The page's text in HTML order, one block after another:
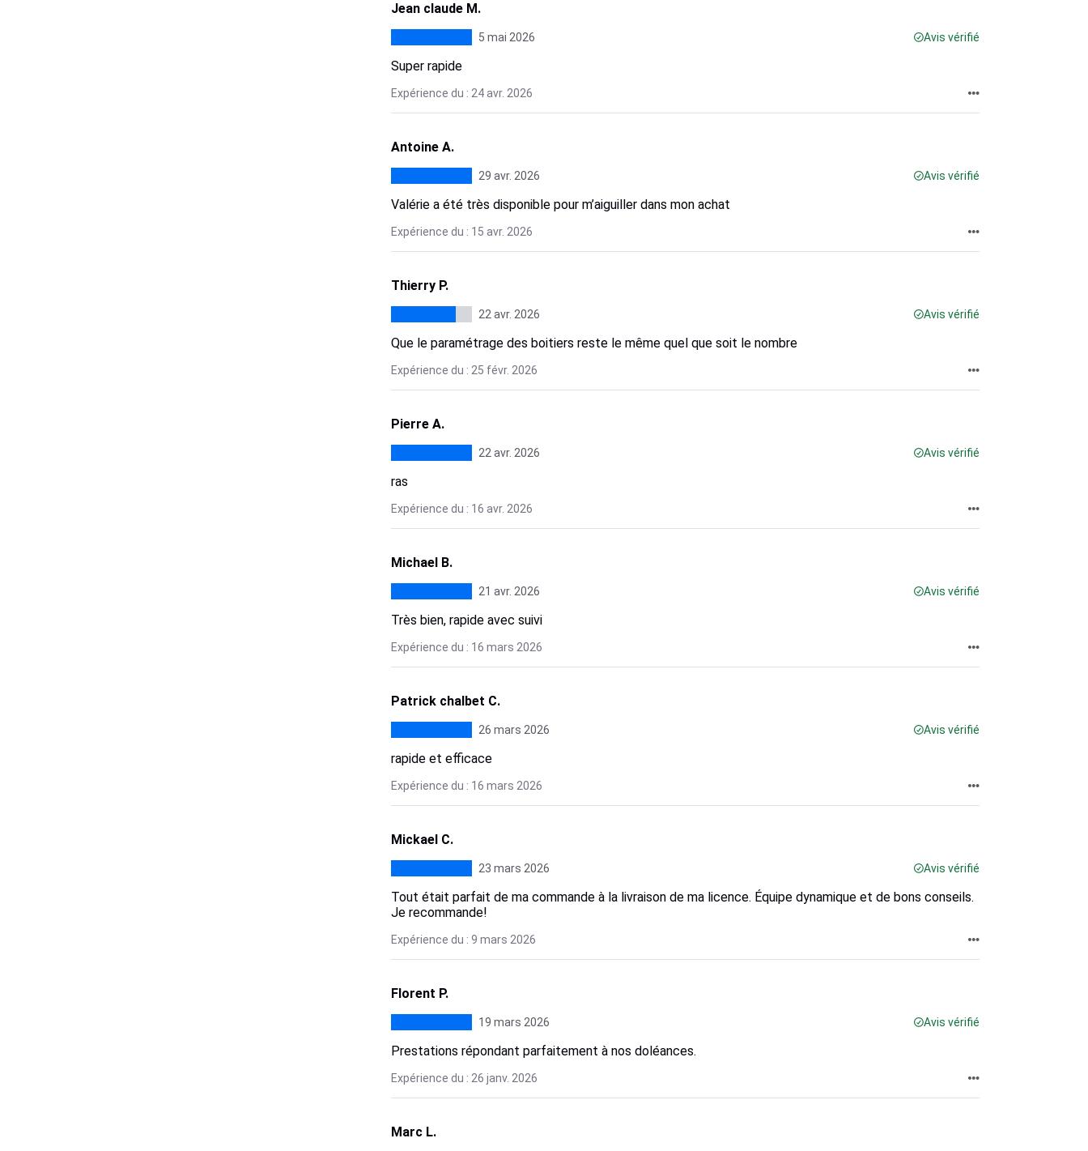
Jean claude M.
5 mai 2026 Avis vérifié
Super rapide
Expérience du : 24 avr. 2026
Antoine A.
29 avr. 2026 Avis vérifié
Valérie a été très disponible pour m’aiguiller dans mon achat
Expérience du : 15 avr. 2026
Thierry P.
22 avr. 2026 Avis vérifié
Que le paramétrage des boitiers reste le même quel que soit le nombre
Expérience du : 25 févr. 2026
Pierre A.
22 avr. 2026 Avis vérifié
ras
Expérience du : 16 avr. 2026
Michael B.
21 avr. 2026 Avis vérifié
Très bien, rapide avec suivi
Expérience du : 16 mars 2026
Patrick chalbet C.
26 mars 2026 Avis vérifié
rapide et efficace
Expérience du : 16 mars 2026
Mickael C.
23 mars 2026 Avis vérifié
Tout était parfait de ma commande à la livraison de ma licence. Équipe dynamique et de bons conseils.
Je recommande!
Expérience du : 9 mars 2026
Florent P.
19 mars 2026 Avis vérifié
Prestations répondant parfaitement à nos doléances.
Expérience du : 26 janv. 2026
Marc L.